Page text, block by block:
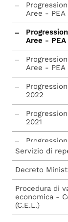
Aree - PEA
Aree -
Aree - PEA
2022
2021
2019 e
Servizio di
bando
Decreto
Procedura di
economica -
(C.E.L.)